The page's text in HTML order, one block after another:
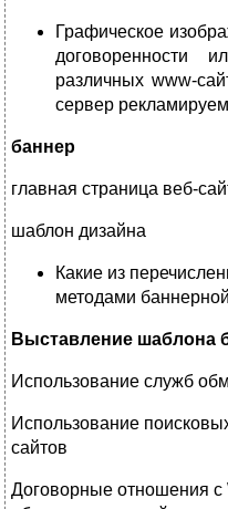
Графическое
договоренности
различных www-
сервер
баннер
главная страница веб-
шаблон дизайна
Какие из
методами
Выставление шаблона
Использование служб
Использование
сайтов
Договорные отношения с